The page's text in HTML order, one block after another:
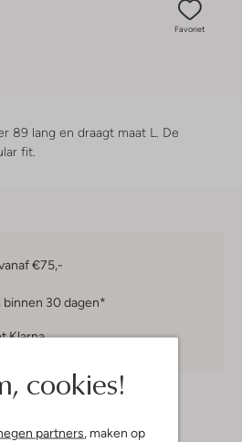
cookies!
partners, maken op
Favoriet
89 lang en draagt maat L. De
fit
€75,-
binnen 30 dagen*
Klarna